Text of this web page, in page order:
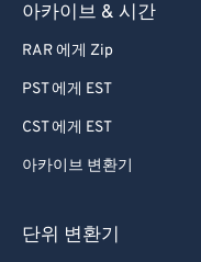
아카이브 & 시간
RAR 에게 Zip
PST 에게 EST
CST 에게 EST
아카이브 변환기
단위 변환기